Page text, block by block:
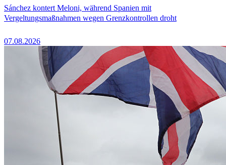
Sánchez kontert Meloni, während Spanien mit
Vergeltungsmaßnahmen wegen Grenzkontrollen droht
07.08.2026